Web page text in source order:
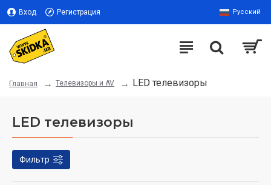
Вход Регистрация Русский
Главная Телевизоры и AV LED телевизоры
LED телевизоры
Фильтр